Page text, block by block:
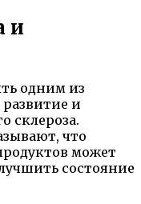
и
одним из
и
склероза.
что
может
состояние